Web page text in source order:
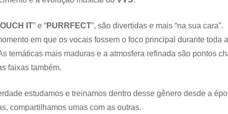
IT” e “PURRFECT”, são divertidas e mais “na sua cara”.
em que os vocais fossem o foco principal durante toda a
temáticas mais maduras e a atmosfera refinada são pontos
faixas também.
estudamos e treinamos dentro desse gênero desde a
compartilhamos umas com as outras.